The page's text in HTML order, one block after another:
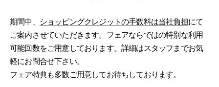
期間中、 ショッピングクレジットの手数料は当社負担にて
ご案内させていただきます。フェアならではの特別な利用
可能回数をご用意しております。詳細はスタッフまでお気
軽にお問合せ下さい。
フェア特典も多数ご用意してお待ちしております。